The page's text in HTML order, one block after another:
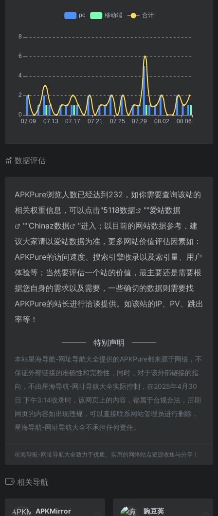
数据评估
APKPure浏览人数已经达到232，如你需要查询该站的
相关权重信息，可以点击"5118数据 ""爱站数据
""Chinaz数据
"进入；以目前的网站数据参考，建
议大家请以爱站数据为准，更多网站价值评估因素如：
APKPure的访问速度、搜索引擎收录以及索引量、用户
体验等；当然要评估一个站的价值，最主要还是需要根
据您自身的需求以及需要，一些确切的数据则需要找
APKPure的站长进行洽谈提供。如该站的IP、PV、跳出
率等！
特别声明
本站星海导航-网址导航大全提供的APKPure都来源于网络，不
保证外部链接的准确性和完整性，同时，对于该外部链接的指
向，不由星海导航-网址导航大全实际控制，在2025年4月30
日 下午3:14收录时，该网页上的内容，都属于合规合法，后期
网页的内容如出现违规，可以直接联系网站管理员进行删除，
星海导航-网址导航大全不承担任何责任。
星海导航-网址导航大全致力于优质、实用的网络站点资源收集与分享！
相关导航
APKMirror 豌豆荚